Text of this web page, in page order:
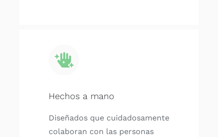
Hechos a mano
Diseñados que cuidadosamente
colaboran con las personas